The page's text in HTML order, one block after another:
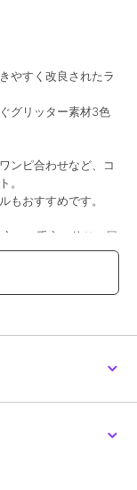
ストラップ スクエア
やすく改良されたラ
グリッター素材3色
ンピ合わせなど、コ
。
もおすすめです。
への重心の偏りと履
軽量発泡ラバーソー
こまでもストレスフ
。